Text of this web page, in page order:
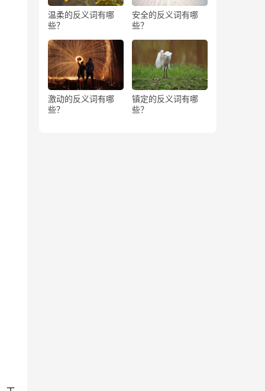
温柔的反义词有哪
些？
安全的反义词有哪
些？
激动的反义词有哪
些？
镇定的反义词有哪
些？